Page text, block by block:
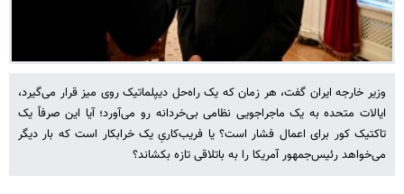
وزیر خارجه ایران گفت، هر زمان که یک راه‌حل دیپلماتیک روی میز قرار می‌گیرد،
ایالات متحده به‌ یک ماجراجویی نظامی بی‌خردانه رو می‌آورد؛ آیا این صرفاً یک
تاکتیک کور برای اعمال فشار است؟ یا فریب‌کاریِ یک خرابکار است که بار دیگر
می‌خواهد رئیس‌جمهور آمریکا را به باتلاقی تازه بکشاند؟